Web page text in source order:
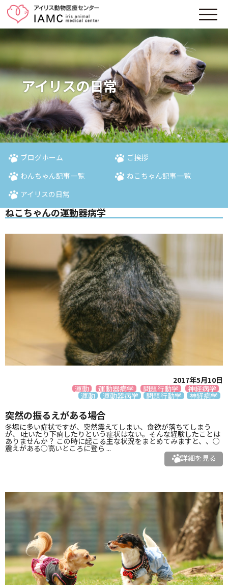
アイリスの日常
ブログホーム
ご挨拶
わんちゃん記事一覧
ねこちゃん記事一覧
アイリスの日常
ねこちゃんの運動器病学
2017年5月10日
運動
運動器病学 問題行動学 神経病学
運動 運動器病学 問題行動学 神経病学
突然の振るえがある場合
冬場に多い症状ですが、突然震えてしまい、食欲が落ちてしまう
が、 吐いたり下痢したりという症状はない。そんな経験したことは
ありませんか？ この時に起こる主な状況をまとめてみますと、、○
震えがある○高いところに登ら ...
詳細を見る